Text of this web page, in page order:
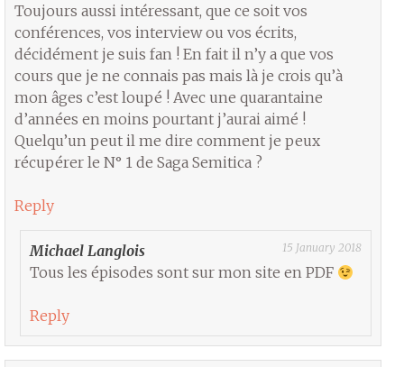
Toujours aussi intéressant, que ce soit vos
conférences, vos interview ou vos écrits,
décidément je suis fan ! En fait il n’y a que vos
cours que je ne connais pas mais là je crois qu’à
mon âges c’est loupé ! Avec une quarantaine
d’années en moins pourtant j’aurai aimé !
Quelqu’un peut il me dire comment je peux
récupérer le N° 1 de Saga Semitica ?
Reply
Michael Langlois 15 January 2018
Tous les épisodes sont sur mon site en PDF
Reply